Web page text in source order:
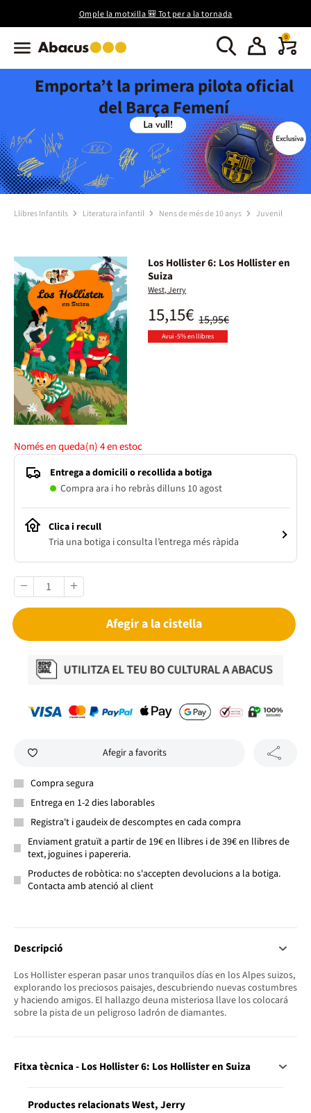
Omple la motxilla 🎒 Tot per a la tornada
0
Emporta’t la primera pilota oficial
del Barça Femení
Llibres Infantils Literatura infantil Nens de més de 10 anys Juvenil
Los Hollister 6: Los Hollister en
Suiza
West, Jerry
15,95€
15,15€
Avui -5% en llibres
Només en queda(n)4en estoc
Entrega a domicili o recollida a botiga
Compra ara i ho rebràs dilluns 10 agost
Clica i recull
Tria una botiga i consulta l’entrega més ràpida
Afegir a la cistella
Afegir a favorits
Compra segura
Entrega en 1-2 dies laborables
Registra't i gaudeix de descomptes en cada compra
Enviament gratuït a partir de 19€ en llibres i de 39€ en llibres de
text, joguines i papereria.
Productes de robòtica: no s'accepten devolucions a la botiga.
Contacta amb atenció al client
Descripció
Los Hollister esperan pasar unos tranquilos días en los Alpes suizos,
explorando los preciosos paisajes, descubriendo nuevas costumbres
y haciendo amigos. El hallazgo deuna misteriosa llave los colocará
sobre la pista de un peligroso ladrón de diamantes.
Fitxa tècnica - Los Hollister 6: Los Hollister en Suiza
Productes relacionats West, Jerry